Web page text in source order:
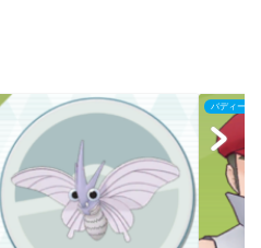
バディーズ